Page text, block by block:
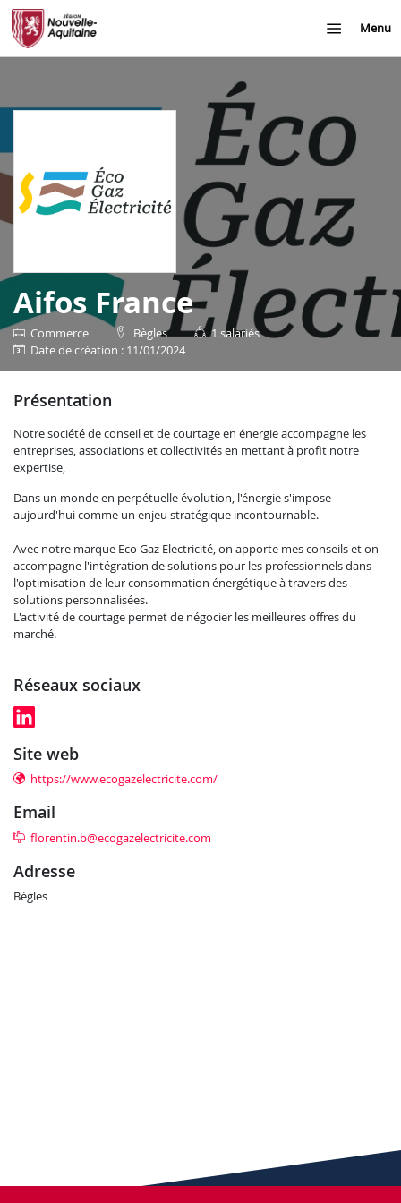
Menu
Aifos France
Commerce Bègles
1 salariés
date de création : 11/01/2024
présentation
Notre société de conseil et de courtage en énergie accompagne les
entreprises, associations et collectivités en mettant à profit notre
expertise,
Dans un monde en perpétuelle évolution, l'énergie s'impose
aujourd'hui comme un enjeu stratégique incontournable.
Avec notre marque Eco Gaz Electricité, on apporte mes conseils et on
accompagne l'intégration de solutions pour les professionnels dans
l'optimisation de leur consommation énergétique à travers des
solutions personnalisées.
L'activité de courtage permet de négocier les meilleures offres du
marché.
réseaux sociaux
site web
https://www.ecogazelectricite.com/
email
florentin.b@ecogazelectricite.com
adresse
Bègles